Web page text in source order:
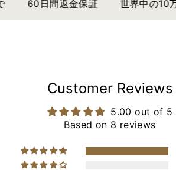
60日間返金保証 世界中の10万人以
Customer Reviews
5.00 out of 5
Based on 8 reviews